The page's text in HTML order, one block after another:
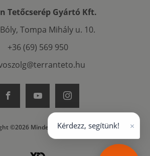
Tetőcserép Gyártó Kft.
Tompa Mihály u. 10.
+36 (69) 569 950
©2026 Minden jog fenntartva
Kérdezz, segítünk! ×